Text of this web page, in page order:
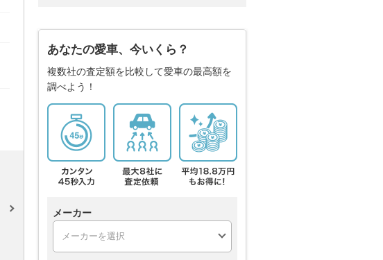
あなたの愛車、今いくら？
複数社の査定額を比較して愛車の最高額を
調べよう！
メーカー